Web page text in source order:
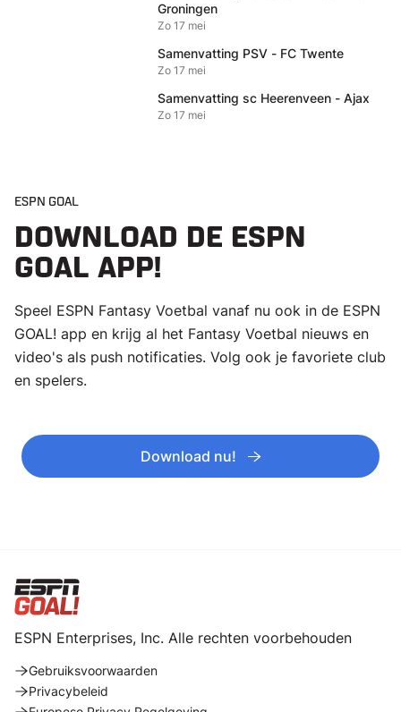
Groningen
Zo 17 mei
Samenvatting PSV - FC Twente
Zo 17 mei
Samenvatting sc Heerenveen - Ajax
Zo 17 mei
ESPN GOAL
DOWNLOAD DE ESPN
GOAL APP!
Speel ESPN Fantasy Voetbal vanaf nu ook in de ESPN
GOAL! app en krijg al het Fantasy Voetbal nieuws en
video's als push notificaties. Volg ook je favoriete club
en spelers.
Download nu!
ESPN Enterprises, Inc. Alle rechten voorbehouden
Gebruiksvoorwaarden
Privacybeleid